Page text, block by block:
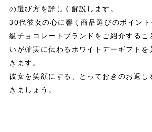
の選び方を詳しく解説します。
30代彼女の心に響く商品選びのポイン
級チョコレートブランドをご紹介するこ
いが確実に伝わるホワイトデーギフトを
きます。
彼女を笑顔にする、とっておきのお返し
きましょう。